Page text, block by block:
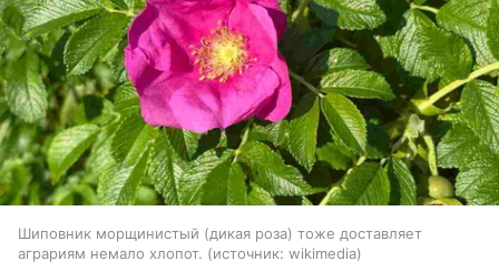
Шиповник морщинистый (дикая роза) тоже доставляет
аграриям немало хлопот.
источник: wikimedia